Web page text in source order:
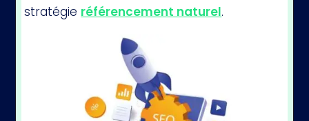
stratégie référencement naturel.